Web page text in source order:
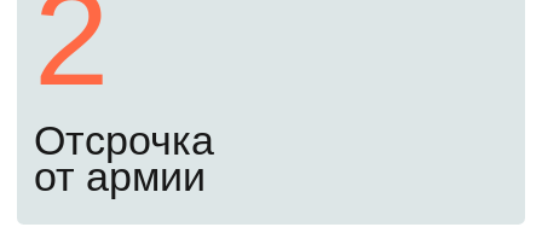
Подайте документы онлайн
Документы можно подать через Госуслуги.
С 20 июня до 24 августа